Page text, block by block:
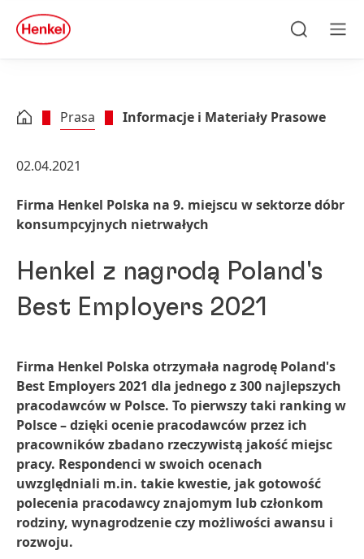
Skip to footer
quick
search
Prasa Informacje i Materiały Prasowe
02.04.2021
Firma Henkel Polska na 9. miejscu w sektorze dóbr
konsumpcyjnych nietrwałych
Henkel z nagrodą Poland's
Best Employers 2021
Firma Henkel Polska otrzymała nagrodę Poland's
Best Employers 2021 dla jednego z 300 najlepszych
pracodawców w Polsce. To pierwszy taki ranking w
Polsce – dzięki ocenie pracodawców przez ich
pracowników zbadano rzeczywistą jakość miejsc
pracy. Respondenci w swoich ocenach
uwzględniali m.in. takie kwestie, jak gotowość
polecenia pracodawcy znajomym lub członkom
rodziny, wynagrodzenie czy możliwości awansu i
rozwoju.